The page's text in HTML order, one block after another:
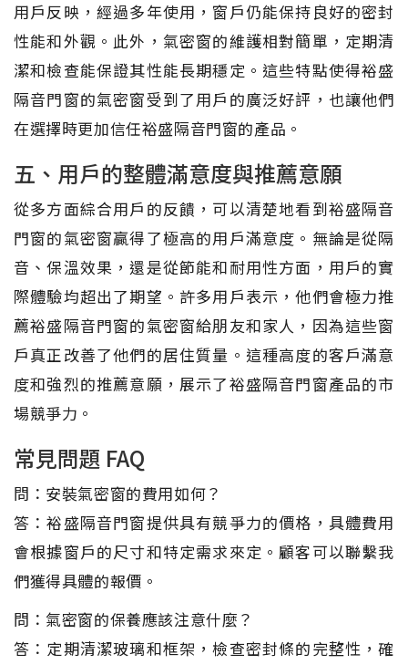
用戶反映，經過多年使用，窗戶仍能保持良好的密封
性能和外觀。此外，氣密窗的維護相對簡單，定期清
潔和檢查能保證其性能長期穩定。這些特點使得裕盛
隔音門窗的氣密窗受到了用戶的廣泛好評，也讓他們
在選擇時更加信任裕盛隔音門窗的產品。
五、用戶的整體滿意度與推薦意願
從多方面綜合用戶的反饋，可以清楚地看到裕盛隔音
門窗的氣密窗贏得了極高的用戶滿意度。無論是從隔
音、保溫效果，還是從節能和耐用性方面，用戶的實
際體驗均超出了期望。許多用戶表示，他們會極力推
薦裕盛隔音門窗的氣密窗給朋友和家人，因為這些窗
戶真正改善了他們的居住質量。這種高度的客戶滿意
度和強烈的推薦意願，展示了裕盛隔音門窗產品的市
場競爭力。
常見問題 FAQ
問：安裝氣密窗的費用如何？
答：裕盛隔音門窗提供具有競爭力的價格，具體費用
會根據窗戶的尺寸和特定需求來定。顧客可以聯繫我
們獲得具體的報價。
問：氣密窗的保養應該注意什麼？
答：定期清潔玻璃和框架，檢查密封條的完整性，確